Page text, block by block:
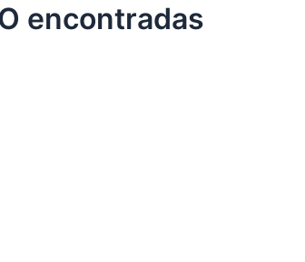
encontradas